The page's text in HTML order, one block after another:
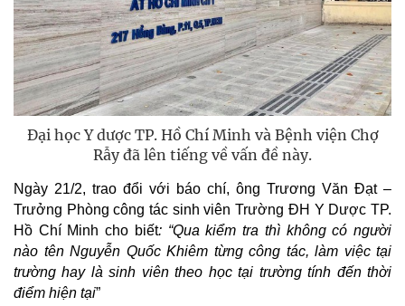
Đại học Y dược TP. Hồ Chí Minh và Bệnh viện Chợ
Rẫy đã lên tiếng về vấn đề này.
Ngày 21/2, trao đổi với báo chí, ông Trương Văn Đạt –
Trưởng Phòng công tác sinh viên Trường ĐH Y Dược TP.
Hồ Chí Minh cho biết: “Qua kiểm tra thì không có người
nào tên Nguyễn Quốc Khiêm từng công tác, làm việc tại
trường hay là sinh viên theo học tại trường tính đến thời
điểm hiện tại”